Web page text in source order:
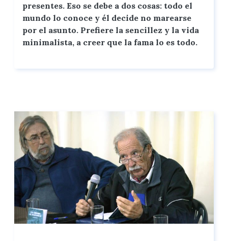
presentes. Eso se debe a dos cosas: todo el
mundo lo conoce y él decide no marearse
por el asunto. Prefiere la sencillez y la vida
minimalista, a creer que la fama lo es todo.